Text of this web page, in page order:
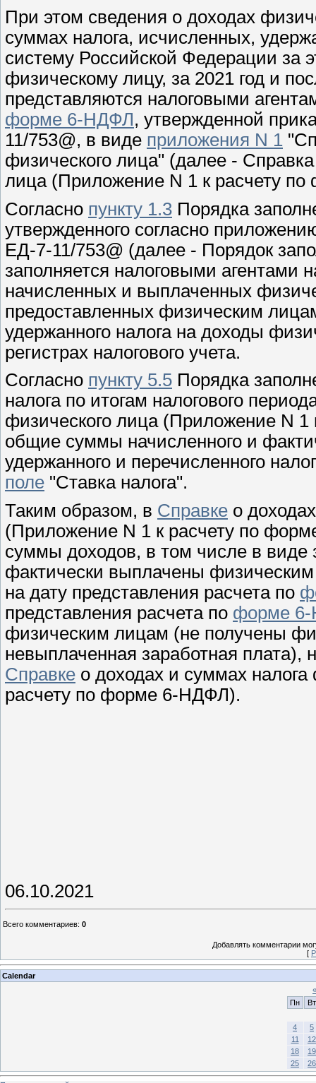
При этом сведения о доходах
суммах налога, исчисленных,
систему Российской Федерации за
физическому лицу, за 2021 год и
представляются налоговыми
форме 6-НДФЛ, утвержденной
11/753@, в виде приложения N 1
физического лица" (далее -
лица (Приложение N 1 к расчету
Согласно пункту 1.3 Порядка
утвержденного согласно
ЕД-7-11/753@ (далее - Порядок
заполняется налоговыми агентами
начисленных и выплаченных
предоставленных физическим
удержанного налога на доходы
регистрах налогового учета.
Согласно пункту 5.5 Порядка
налога по итогам налогового
физического лица (Приложение N
общие суммы начисленного и
удержанного и перечисленного
поле "Ставка налога".
Таким образом, в Справке о
(Приложение N 1 к расчету по
суммы доходов, в том числе в виде
фактически выплачены
на дату представления расчета по
представления расчета по форме
физическим лицам (не получены
невыплаченная заработная плата),
Справке о доходах и суммах
расчету по форме 6-НДФЛ).
06.10.2021
Всего комментариев: 0
Добавлять комментарии
[
Calendar
«
Пн
Вт
4
5
11
12
18
19
25
26